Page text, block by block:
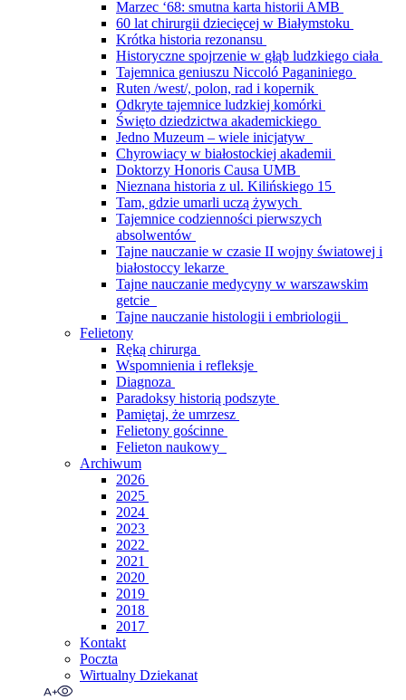
Marzec ‘68: smutna karta historii AMB
60 lat chirurgii dziecięcej w Białymstoku
Krótka historia rezonansu
Historyczne spojrzenie w głąb ludzkiego ciała
Tajemnica geniuszu Niccoló Paganiniego
Ruten /west/, polon, rad i kopernik
Odkryte tajemnice ludzkiej komórki
Święto dziedzictwa akademickiego
Jedno Muzeum – wiele inicjatyw
Chyrowiacy w białostockiej akademii
Doktorzy Honoris Causa UMB
Nieznana historia z ul. Kilińskiego 15
Tam, gdzie umarli uczą żywych
Tajemnice codzienności pierwszych
absolwentów
Tajne nauczanie w czasie II wojny światowej i
białostoccy lekarze
Tajne nauczanie medycyny w warszawskim
getcie
Tajne nauczanie histologii i embriologii
Felietony
Ręką chirurga
Wspomnienia i refleksje
Diagnoza
Paradoksy historią podszyte
Pamiętaj, że umrzesz
Felietony gościnne
Felieton naukowy
Archiwum
2026
2025
2024
2023
2022
2021
2020
2019
2018
2017
Kontakt
Poczta
Wirtualny Dziekanat